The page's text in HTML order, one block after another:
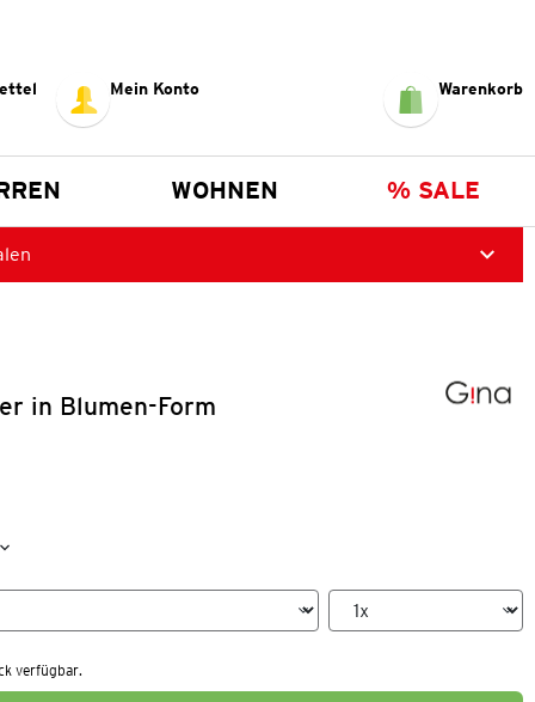
Mein Konto Warenkorb
WOHNEN % SALE
in Blumen-Form
verfügbar.